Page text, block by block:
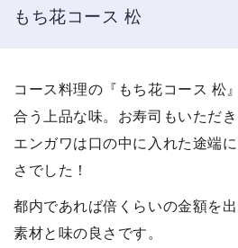
もち花コース 松
コース料理の『もち花コース 松
合う上品な味。お寿司もいただ
エンガワは口の中に入れた途端
さでした！
都内であれば倍くらいの金額を
素材と味の良さです。